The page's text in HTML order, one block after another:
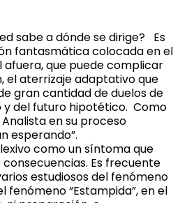
sabe a dónde se dirige? Es
fantasmática colocada en el
afuera, que puede complicar
el aterrizaje adaptativo que
gran cantidad de duelos de
y del futuro hipotético. Como
en su proceso
esperando”.
como un síntoma que
Es frecuente
estudiosos del fenómeno
fenómeno “Estampida”, en el